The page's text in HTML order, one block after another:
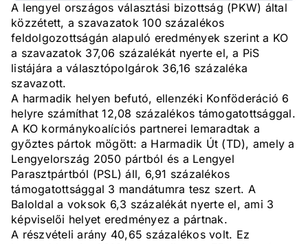
A lengyel országos választási bizottság (PKW) által
közzétett, a szavazatok 100 százalékos
feldolgozottságán alapuló eredmények szerint a KO
a szavazatok 37,06 százalékát nyerte el, a PiS
listájára a választópolgárok 36,16 százaléka
szavazott.
A harmadik helyen befutó, ellenzéki Konföderáció 6
helyre számíthat 12,08 százalékos támogatottsággal.
A KO kormánykoalíciós partnerei lemaradtak a
győztes pártok mögött: a Harmadik Út (TD), amely a
Lengyelország 2050 pártból és a Lengyel
Parasztpártból (PSL) áll, 6,91 százalékos
támogatottsággal 3 mandátumra tesz szert. A
Baloldal a voksok 6,3 százalékát nyerte el, ami 3
képviselői helyet eredményez a pártnak.
A részvételi arány 40,65 százalékos volt. Ez